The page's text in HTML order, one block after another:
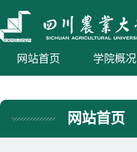
网站首页 学院概况
网站首页